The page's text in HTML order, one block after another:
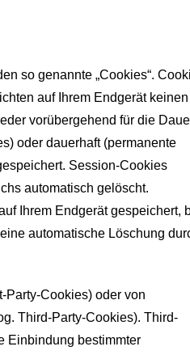
so genannte „Cookies“.
auf Ihrem Endgerät keinen
vorübergehend für die
oder dauerhaft (permanente
Session-Cookies
automatisch gelöscht.
Ihrem Endgerät gespeichert,
automatische Löschung
Party-Cookies) oder von
Third-Party-Cookies). Third-
Einbindung bestimmter